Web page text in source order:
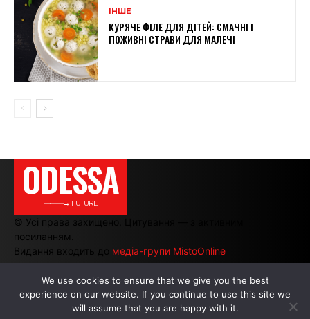
ІНШЕ
КУРЯЧЕ ФІЛЕ ДЛЯ ДІТЕЙ: СМАЧНІ І
ПОЖИВНІ СТРАВИ ДЛЯ МАЛЕЧІ
ODESSA
———→ FUTURE
© Усі права захищено. Цитування — з активним
посиланням.
Видання входить до медіа-групи MistoOnline
АВТОРИ | РЕКЛАМА НА САЙТІ
We use cookies to ensure that we give you the best
experience on our website. If you continue to use this site we
will assume that you are happy with it.